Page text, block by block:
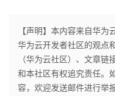
【声明】本内容来自华
华为云开发者社区的观点
（华为云社区）、文章
和本社区有权追究责任。
容，欢迎发送邮件进行举